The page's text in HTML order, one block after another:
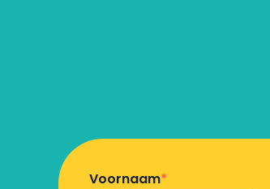
Voornaam*